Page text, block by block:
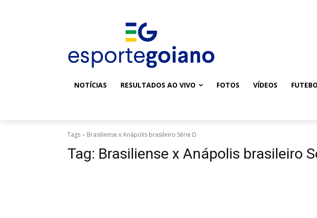
NOTÍCIAS RESULTADOS AO VIVO FOTOS VÍDEOS
Tags Brasiliense x Anápolis brasileiro Série D
Tag: Brasiliense x Anápolis brasileiro